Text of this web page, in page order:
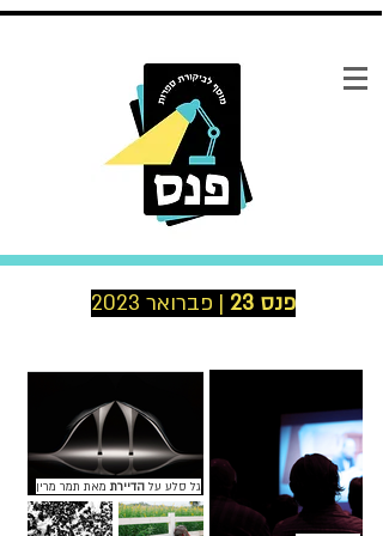
פנס 23 | פברואר 2023
גל סלע על הדיירת מאת תמר מרין